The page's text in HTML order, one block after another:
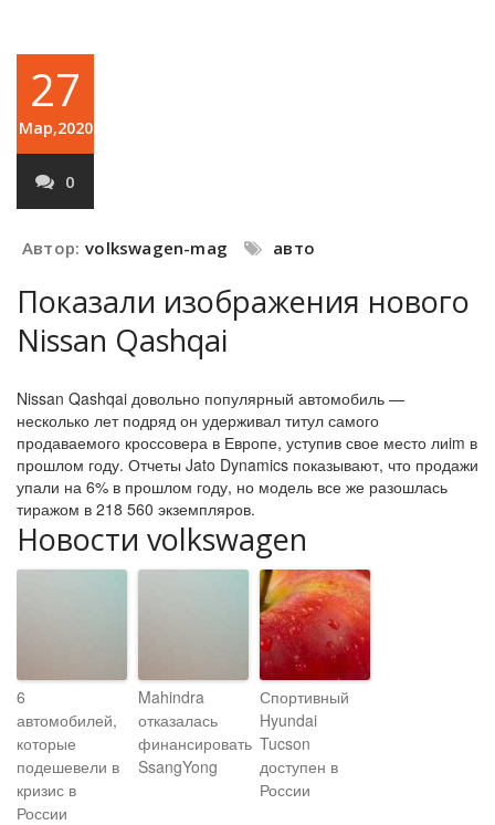
27
Мар,2020
0
Автор: volkswagen-mag авто
Показали изображения нового
Nissan Qashqai
Nissan Qashqai довольно популярный автомобиль —
несколько лет подряд он удерживал титул самого
продаваемого кроссовера в Европе, уступив свое место лиim в
прошлом году. Отчеты Jato Dynamics показывают, что продажи
упали на 6% в прошлом году, но модель все же разошлась
тиражом в 218 560 экземпляров.
Новости volkswagen
6
автомобилей,
которые
подешевели в
кризис в
России
Mahindra
отказалась
финансировать
SsangYong
Спортивный
Hyundai
Tucson
доступен в
России